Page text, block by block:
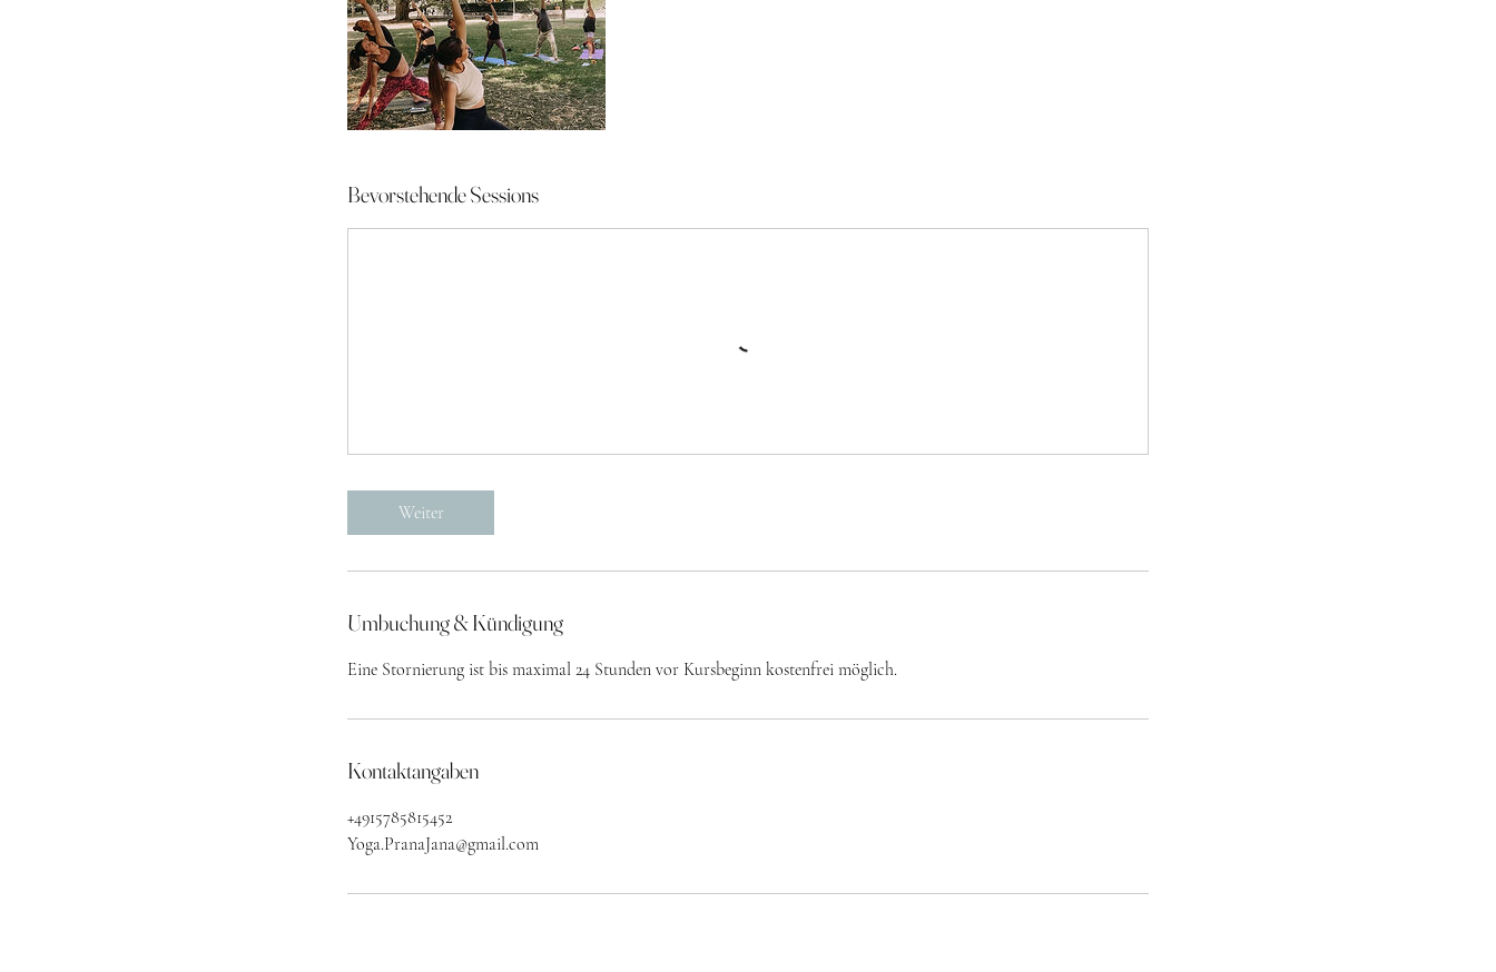
Bevorstehende Sessions
Weiter
Umbuchung & Kündigung
Eine Stornierung ist bis maximal 24 Stunden vor Kursbeginn kostenfrei möglich.
Kontaktangaben
+4915785815452
Yoga.PranaJana@gmail.com